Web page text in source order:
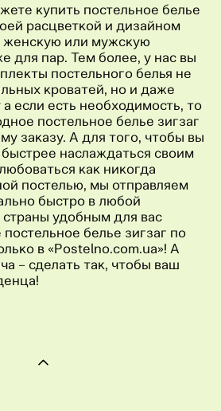
купить постельное белье
расцветкой и дизайном
женскую или мужскую
для пар. Тем более, у нас вы
постельного белья не
кроватей, но и даже
если есть необходимость, то
постельное белье зигзаг
заказу. А для того, чтобы вы
наслаждаться своим
как никогда
постелью, мы отправляем
быстро в любой
удобным для вас
белье зигзаг по
в «Postelno.com.ua»! А
– сделать так, чтобы ваш